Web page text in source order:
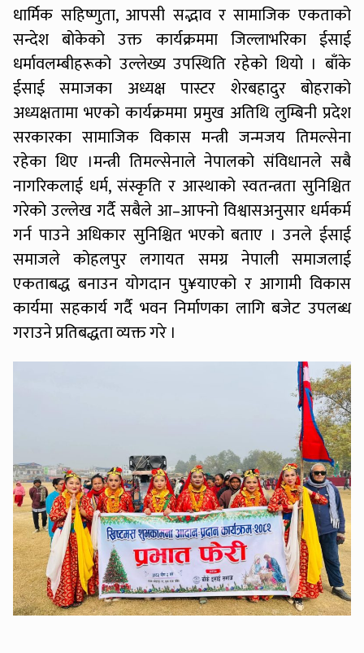
धार्मिक सहिष्णुता, आपसी सद्भाव र सामाजिक एकताको
सन्देश बोकेको उक्त कार्यक्रममा जिल्लाभरिका ईसाई
धर्मावलम्बीहरूको उल्लेख्य उपस्थिति रहेको थियो । बाँके
ईसाई समाजका अध्यक्ष पास्टर शेरबहादुर बोहराको
अध्यक्षतामा भएको कार्यक्रममा प्रमुख अतिथि लुम्बिनी प्रदेश
सरकारका सामाजिक विकास मन्त्री जन्मजय तिमल्सेना
रहेका थिए ।मन्त्री तिमल्सेनाले नेपालको संविधानले सबै
नागरिकलाई धर्म, संस्कृति र आस्थाको स्वतन्त्रता सुनिश्चित
गरेको उल्लेख गर्दै सबैले आ–आफ्नो विश्वासअनुसार धर्मकर्म
गर्न पाउने अधिकार सुनिश्चित भएको बताए । उनले ईसाई
समाजले कोहलपुर लगायत समग्र नेपाली समाजलाई
एकताबद्ध बनाउन योगदान पु¥याएको र आगामी विकास
कार्यमा सहकार्य गर्दै भवन निर्माणका लागि बजेट उपलब्ध
गराउने प्रतिबद्धता व्यक्त गरे ।